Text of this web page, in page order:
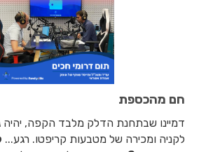
חם מהכספת
דמיינו שבתחנת הדלק מלבד הקפה,
לקניה ומכירה של מטבעות קריפטו. רגע...